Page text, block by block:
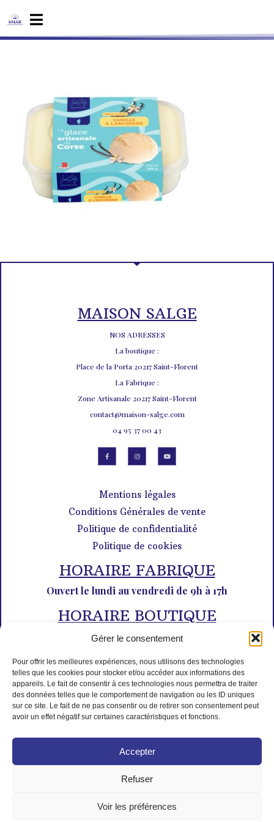
Gérer le consentement
Pour offrir les meilleures expériences, nous utilisons des technologies
telles que les cookies pour stocker et/ou accéder aux informations des
appareils. Le fait de consentir à ces technologies nous permettra de traiter
des données telles que le comportement de navigation ou les ID uniques
sur ce site. Le fait de ne pas consentir ou de retirer son consentement peut
avoir un effet négatif sur certaines caractéristiques et fonctions.
Accepter
Refuser
Voir les préférences
MAISON SALGE
NOS ADRESSES
La boutique :
Place de la Porta 20217 Saint-Florent
La Fabrique :
Zone Artisanale 20217 Saint-Florent
contact@maison-salge.com
04 95 37 00 43
Mentions légales
Conditions Générales de vente
Politique de confidentialité
Politique de cookies
HORAIRE FABRIQUE
Ouvert le lundi au vendredi de 9h à 17h
HORAIRE BOUTIQUE
Du lundi au dimanche de 10h à 12h30 et de 14h30 à 18h30
© Tous droits réservés L'Isle aux desserts